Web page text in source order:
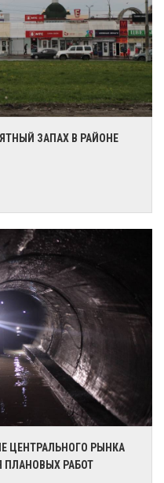
ЗАПАХ В РАЙОНЕ
ЦЕНТРАЛЬНОГО РЫНКА
ПЛАНОВЫХ РАБОТ